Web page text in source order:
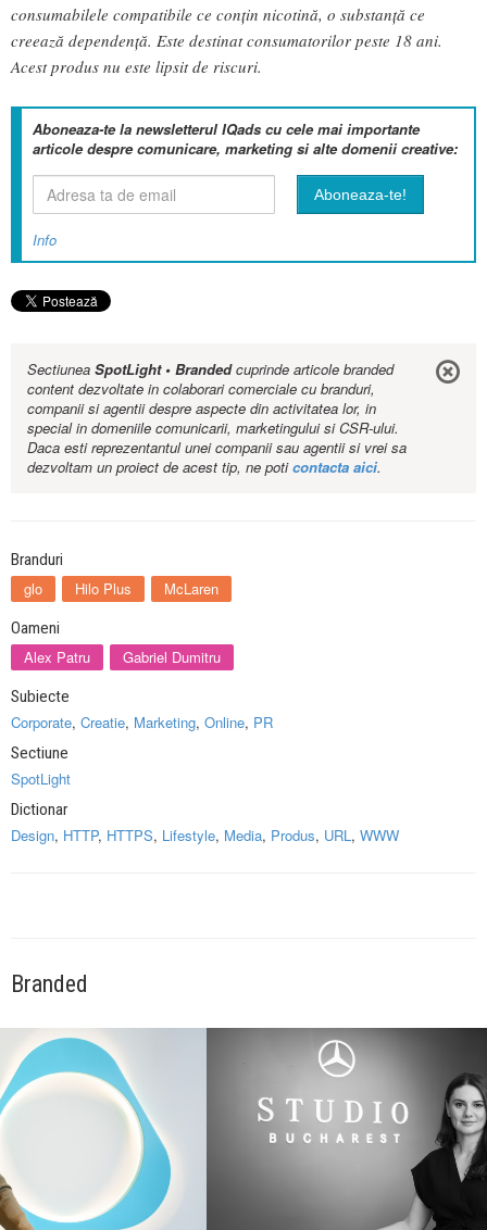
consumabilele compatibile ce conțin nicotină, o substanță ce
creează dependență. Este destinat consumatorilor peste 18 ani.
Acest produs nu este lipsit de riscuri.
Aboneaza-te la newsletterul IQads cu cele mai importante
articole despre comunicare, marketing si alte domenii creative:
Info
Sectiunea SpotLight • Brandedcuprinde articole branded
content dezvoltate in colaborari comerciale cu branduri,
companii si agentii despre aspecte din activitatea lor, in
special in domeniile comunicarii, marketingului si CSR-ului.
Daca esti reprezentantul unei companii sau agentii si vrei sa
dezvoltam un proiect de acest tip, ne poticontacta aici.
Branduri
glo Hilo Plus McLaren
Oameni
Alex Patru Gabriel Dumitru
Subiecte
Corporate, Creatie, Marketing, Online, PR
Sectiune
SpotLight
Dictionar
Design, HTTP, HTTPS, Lifestyle, Media, Produs, URL , WWW
Branded